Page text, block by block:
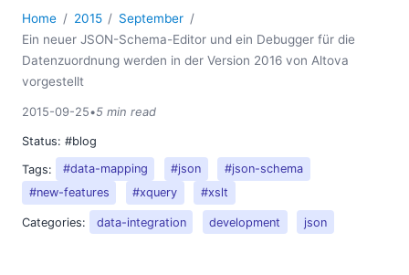
Home 2015
September
Ein neuer JSON-Schema-Editor und ein Debugger für die
Datenzuordnung werden in der Version 2016 von Altova
vorgestellt
2015-09-25•5 min read
Status: #blog
Tags:
#data-mapping #json
#json-schema
#new-features
#xquery #xslt
Categories: data-integration development json